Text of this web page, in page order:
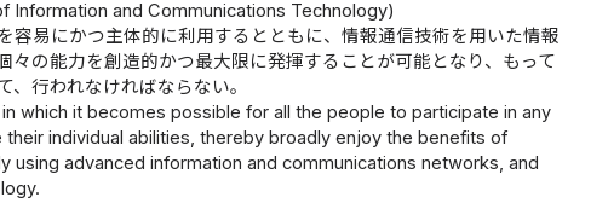
Information and Communications Technology)
易にかつ主体的に利用するとともに、情報通信技術を用いた情報
の能力を創造的かつ最大限に発揮することが可能となり、もって
行われなければならない。
which it becomes possible for all the people to participate in any
individual abilities, thereby broadly enjoy the benefits of
advanced information and communications networks, and